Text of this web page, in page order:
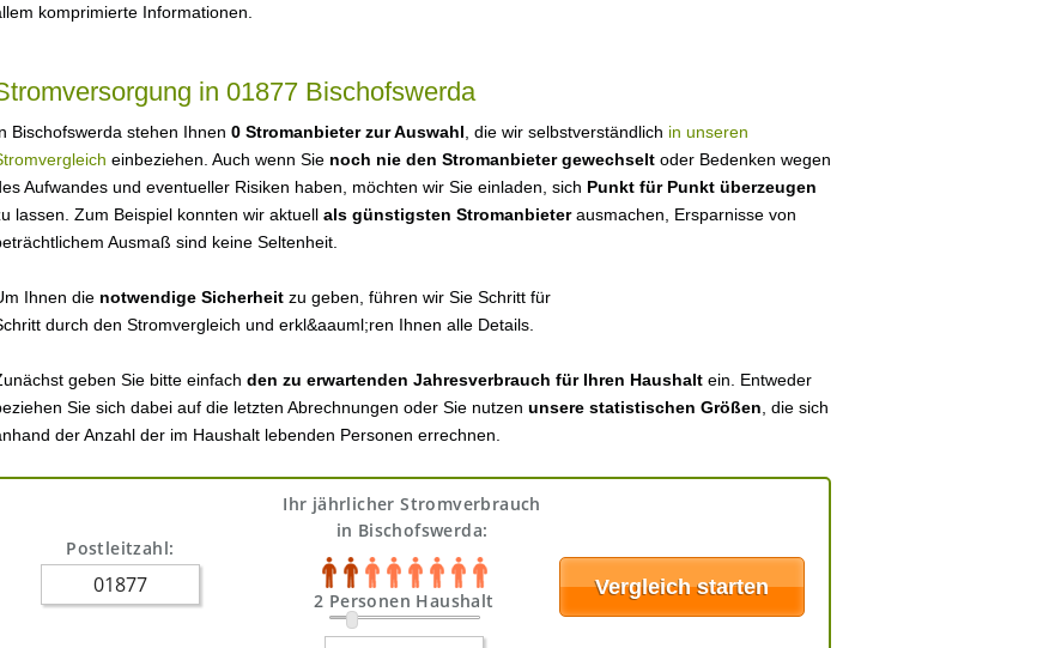
komprimierte Informationen.
in 01877 Bischofswerda
Bischofswerda stehen Ihnen 0 Stromanbieter zur Auswahl , die wir selbstverständlich in unseren
einbeziehen. Auch wenn Sie noch nie den Stromanbieter gewechselt oder Bedenken wegen
Aufwandes und eventueller Risiken haben, möchten wir Sie einladen, sich Punkt für Punkt überzeugen
lassen. Zum Beispiel konnten wir aktuell als günstigsten Stromanbieterausmachen, Ersparnisse von
Ausmaß sind keine Seltenheit.
Ihnen die notwendige Sicherheit zu geben, führen wir Sie Schritt für
durch den Stromvergleich und erkl&aauml;ren Ihnen alle Details.
geben Sie bitte einfach den zu erwartenden Jahresverbrauch für Ihren Haushalt ein. Entweder
Sie sich dabei auf die letzten Abrechnungen oder Sie nutzen unsere statistischen Größen , die sich
der Anzahl der im Haushalt lebenden Personen errechnen.
Postleitzahl:
Ihr jährlicher Stromverbrauch
in Bischofswerda:
2 Personen Haushalt